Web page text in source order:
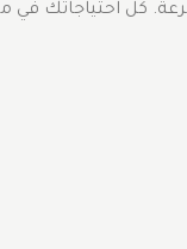
كل احتياجاتك في